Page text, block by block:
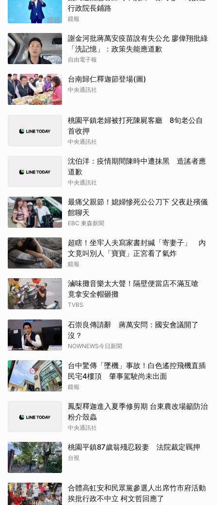
行政院長鋪路
鏡報
謝金河批蔣萬安疫苗說有失公允 廖偉翔批綠
「洗記憶」：政策失能應道歉
自由電子報
台南歸仁釋迦節登場(圖)
中央通訊社
桃園平鎮老婦被打死陳屍客廳 8旬老公自
首收押
中央通訊社
沈伯洋：疫情期間陳時中遭抹黑 造謠者應
道歉
中央通訊社
最痛父親節！媳婦慘死公公刀下 父夜赴殯儀
館聊天
EBC 東森新聞
超瞎！坐牢人夫寫家書封緘「寄妻子」 內
文竟叫別人「寶寶」正宮看了氣炸
鏡報
滷味攤音樂太大聲！隔壁便當店不滿互嗆
竟拿安全帽砸攤
TVBS
石崇良傳請辭 蔣萬安問：國安會議開了
沒？
NOWNEWS今日新聞
台中驚傳「墜機」事故！白色遙控飛機直插
民宅4樓頂 肇事駕駛尚未出面
鏡報
鳳梨釋迦進入夏季修剪期 台東農改場籲防治
粉介殼蟲
中央通訊社
桃園平鎮87歲翁殘忍殺妻 法院裁定羈押
台視
合體高虹安和民眾黨參選人出席竹市府活動
挨批行政不中立 柯文哲回應了